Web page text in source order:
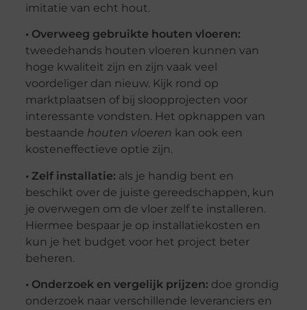
imitatie van echt hout.
• Overweeg gebruikte houten vloeren:
tweedehands houten vloeren kunnen van
hoge kwaliteit zijn en zijn vaak veel
voordeliger dan nieuw. Kijk rond op
marktplaatsen of bij sloopprojecten voor
interessante vondsten. Het opknappen van
bestaande houten vloeren kan ook een
kosteneffectieve optie zijn.
• Zelf installatie: als je handig bent en
beschikt over de juiste gereedschappen, kun
je overwegen om de vloer zelf te installeren.
Hiermee bespaar je op installatiekosten en
kun je het budget voor het project beter
beheren.
• Onderzoek en vergelijk prijzen: doe grondig
onderzoek naar verschillende leveranciers en